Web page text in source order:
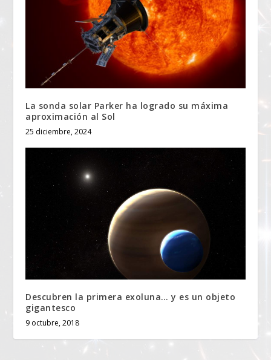
La sonda solar Parker ha logrado su máxima
aproximación al Sol
25 diciembre, 2024
Descubren la primera exoluna… y es un objeto
gigantesco
9 octubre, 2018